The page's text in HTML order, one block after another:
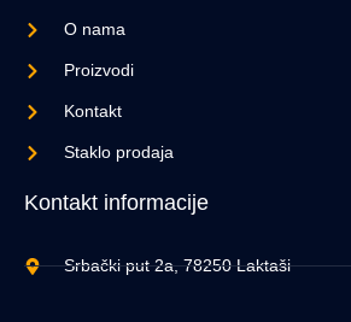
O nama
Proizvodi
Kontakt
Staklo prodaja
Kontakt informacije
Srbački put 2a, 78250 Laktaši